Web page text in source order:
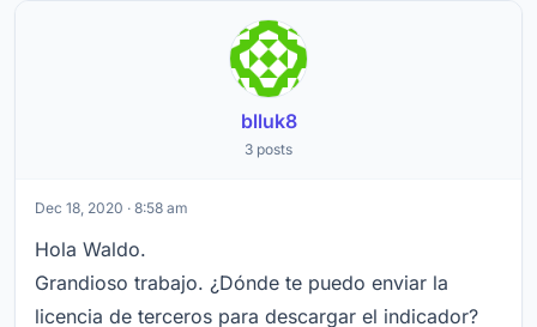
blluk8
3 posts
Dec 18, 2020 · 8:58 am
Hola Waldo.
Grandioso trabajo. ¿Dónde te puedo enviar la
licencia de terceros para descargar el indicador?